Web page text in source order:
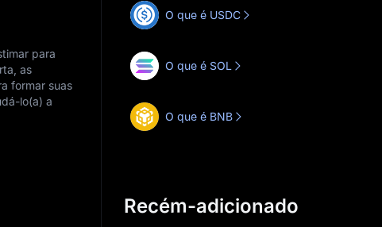
para
as
formar suas
lo(a) a
O que é USDC
O que é SOL
O que é BNB
Recém-adicionado